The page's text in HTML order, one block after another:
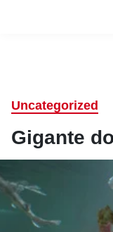
Uncategorized
Gigante